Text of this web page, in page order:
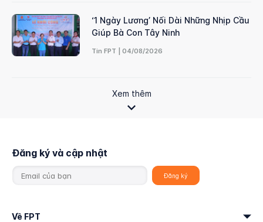
‘1 Ngày Lương’ Nối Dài Những Nhịp Cầu
Giúp Bà Con Tây Ninh
Tin FPT | 04/08/2026
Xem thêm
Đăng ký và cập nhật
Về FPT